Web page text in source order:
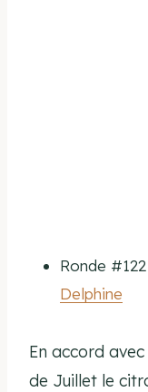
Ronde #122
Delphine
En accord
de Juillet le